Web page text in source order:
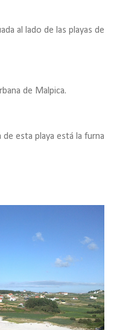
al lado de las playas de
de Malpica.
de esta playa está la furna